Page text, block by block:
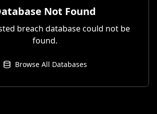
Not Found
breach database could not be
found.
Browse All Databases